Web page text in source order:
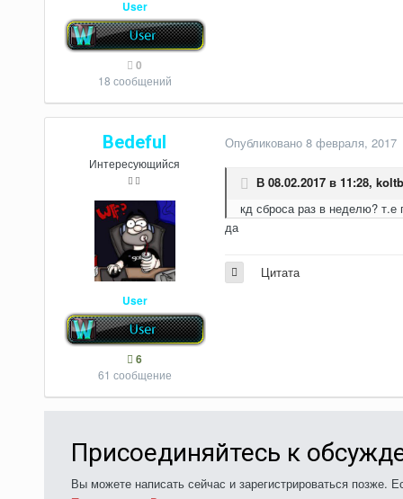
User
0
18 сообщений
Bedeful
Интересующийся
User
6
61 сообщение
Опубликовано 8 февраля, 2017
В 08.02.2017 в 11:28,
кд сброса раз в неделю? т.е
да
Цитата
Присоединяйтесь к
Вы можете написать сейчас и зарегистрироваться позже.